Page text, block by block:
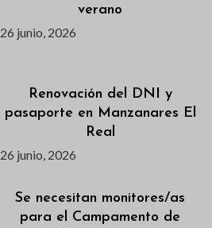
verano
26 junio, 2026
Renovación del DNI y
pasaporte en Manzanares El
Real
26 junio, 2026
Se necesitan monitores/as
para el Campamento de